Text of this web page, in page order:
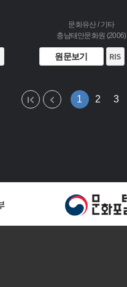
문화유산 / 기타
충남태안문화원 (2006)
원문보기
1 2 3